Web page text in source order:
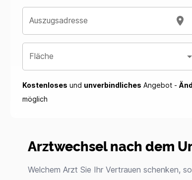
Auszugsadresse
Fläche
Kostenloses und unverbindliches Angebot -
möglich
Arztwechsel nach dem
Welchem Arzt Sie Ihr Vertrauen schenken,